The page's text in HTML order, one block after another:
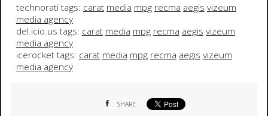
technorati tags: carat media mpg recma aegis vizeum
media agency
del.icio.us tags: carat media mpg recma aegis vizeum
media agency
icerocket tags: carat media mpg recma aegis vizeum
media agency
SHARE